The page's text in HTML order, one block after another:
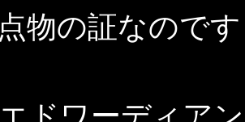
物の証なので